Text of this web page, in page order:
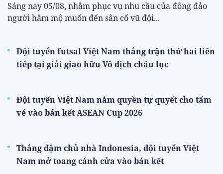
Sáng nay 05/08, nhằm phục vụ nhu cầu của đông đảo
người hâm mộ muốn đến sân cổ vũ đội...
Đội tuyển futsal Việt Nam thắng trận thứ hai liên
tiếp tại giải giao hữu Vô địch châu lục
Đội tuyển Việt Nam nắm quyền tự quyết cho tấm
vé vào bán kết ASEAN Cup 2026
Thắng đậm chủ nhà Indonesia, đội tuyển Việt
Nam mở toang cánh cửa vào bán kết